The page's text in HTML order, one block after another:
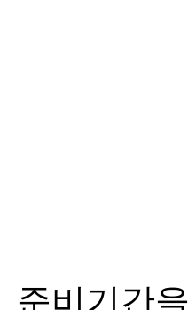
준비기간